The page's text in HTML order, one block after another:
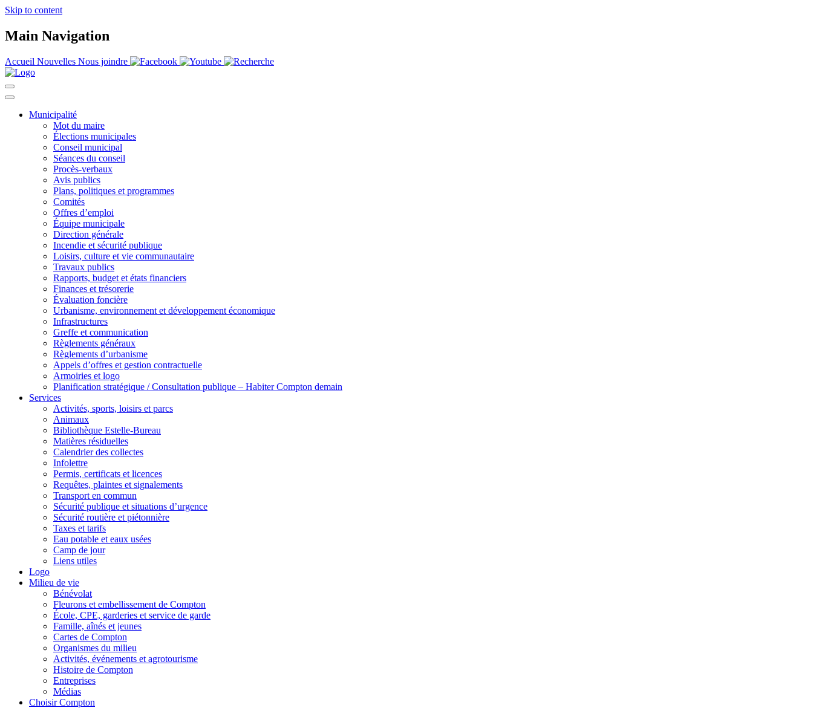
Skip to content
Main Navigation
Accueil Nouvelles Nous joindre
Municipalité
Mot du maire
Élections municipales
Conseil municipal
Séances du conseil
Procès-verbaux
Avis publics
Plans, politiques et programmes
Comités
Offres d’emploi
Équipe municipale
Direction générale
Incendie et sécurité publique
Loisirs, culture et vie communautaire
Travaux publics
Rapports, budget et états financiers
Finances et trésorerie
Évaluation foncière
Urbanisme, environnement et développement économique
Infrastructures
Greffe et communication
Règlements généraux
Règlements d’urbanisme
Appels d’offres et gestion contractuelle
Armoiries et logo
Planification stratégique / Consultation publique – Habiter Compton demain
Services
Activités, sports, loisirs et parcs
Animaux
Bibliothèque Estelle-Bureau
Matières résiduelles
Calendrier des collectes
Infolettre
Permis, certificats et licences
Requêtes, plaintes et signalements
Transport en commun
Sécurité publique et situations d’urgence
Sécurité routière et piétonnière
Taxes et tarifs
Eau potable et eaux usées
Camp de jour
Liens utiles
Logo
Milieu de vie
Bénévolat
Fleurons et embellissement de Compton
École, CPE, garderies et service de garde
Famille, aînés et jeunes
Cartes de Compton
Organismes du milieu
Activités, événements et agrotourisme
Histoire de Compton
Entreprises
Médias
Choisir Compton